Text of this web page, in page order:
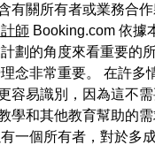
關所有者或業務合
師 Booking.com 依據
的角度來看重要的
念非常重要。 在許
容易識別，因為這不
和其他教育幫助的
一個所有者，對於多